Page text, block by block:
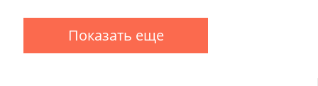
Показать еще